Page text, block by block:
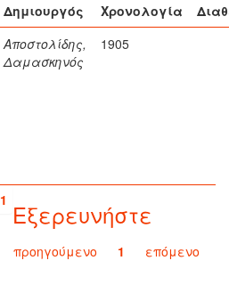
Δημιουργός Χρονολογία
Αποστολίδης,
Δαμασκηνός
1905
1
προηγούμενο 1 επόμενο
Εξερευνήστε